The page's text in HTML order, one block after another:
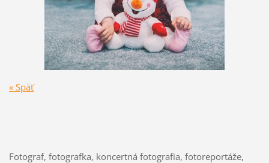
« Späť
Fotograf, fotografka, koncertná fotografia, fotoreportáže,